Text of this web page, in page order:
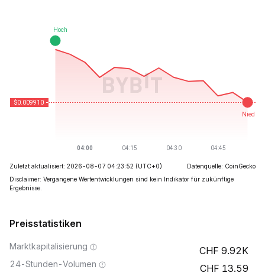
Zuletzt aktualisiert: 2026-08-07 04:23:52 (UTC+0)
Datenquelle: CoinGecko
Disclaimer: Vergangene Wertentwicklungen sind kein Indikator für zukünftige
Ergebnisse.
Preisstatistiken
Marktkapitalisierung 9.92K
24-Stunden-Volumen 13.59